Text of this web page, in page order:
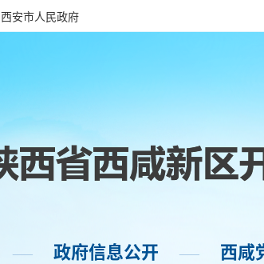
西安市人民政府
—— 政府信息公开 —— 西咸